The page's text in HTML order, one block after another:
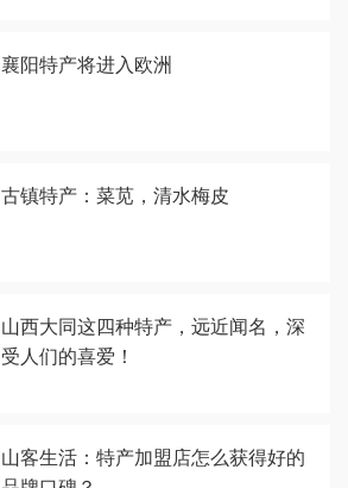
襄阳特产将进入欧洲
古镇特产：菜苋，清水梅皮
山西大同这四种特产，远近闻名，深
受人们的喜爱！
山客生活：特产加盟店怎么获得好的